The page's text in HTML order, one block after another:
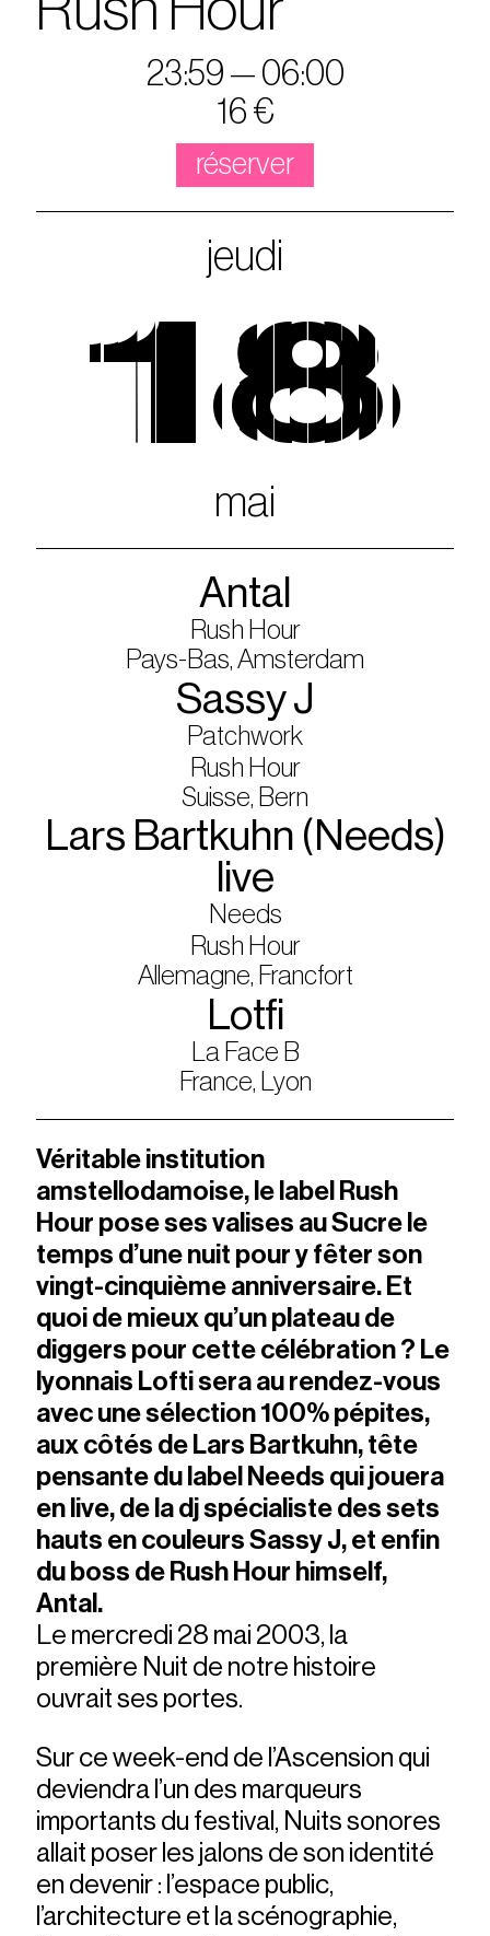
23:59 — 06:00
16 €
réserver
jeudi
18
mai
Antal
Rush Hour
Pays-Bas, Amsterdam
Sassy J
Patchwork
Rush Hour
Suisse, Bern
Lars Bartkuhn (Needs)
live
Needs
Rush Hour
Allemagne, Francfort
Lotfi
La Face B
France, Lyon
Véritable institution
amstellodamoise, le label Rush
Hour pose ses valises au Sucre le
temps d’une nuit pour y fêter son
vingt-cinquième anniversaire. Et
quoi de mieux qu’un plateau de
diggers pour cette célébration ? Le
lyonnais Lofti sera au rendez-vous
avec une sélection 100% pépites,
aux côtés de Lars Bartkuhn, tête
pensante du label Needs qui jouera
en live, de la dj spécialiste des sets
hauts en couleurs Sassy J, et enfin
du boss de Rush Hour himself,
Antal.
Le mercredi 28 mai 2003, la
première Nuit de notre histoire
ouvrait ses portes.
Sur ce week-end de l’Ascension qui
deviendra l’un des marqueurs
importants du festival, Nuits sonores
allait poser les jalons de son identité
en devenir : l’espace public,
l’architecture et la scénographie,